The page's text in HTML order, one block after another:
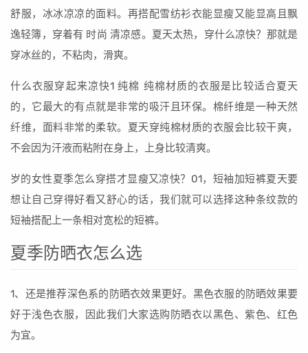
舒服，冰冰凉凉的面料。再搭配雪纺衫衣能显瘦又能显高且飘
逸轻簿，穿着有 时尚 清凉感。夏天太热，穿什么凉快？那就是
穿冰丝的，不粘肉，滑爽。
什么衣服穿起来凉快1 纯棉 纯棉材质的衣服是比较适合夏天
的，它最大的有点就是非常的吸汗且环保。棉纤维是一种天然
纤维，面料非常的柔软。夏天穿纯棉材质的衣服会比较干爽，
不会因为汗液而粘附在身上，上身比较清爽。
岁的女性夏季怎么穿搭才显瘦又凉快？01，短袖加短裤夏天要
想让自己穿得好看又舒心的话，我们就可以选择这种条纹款的
短袖搭配上一条相对宽松的短裤。
夏季防晒衣怎么选
1、还是推荐深色系的防晒衣效果更好。黑色衣服的防晒效果要
好于浅色衣服，因此我们大家选购防晒衣以黑色、紫色、红色
为宜。